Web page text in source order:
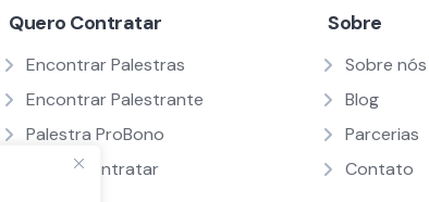
Quero Contratar
Encontrar Palestras
Encontrar Palestrante
Palestra ProBono
Como Contratar
Sobre
Sobre nós
Blog
Parcerias
Contato